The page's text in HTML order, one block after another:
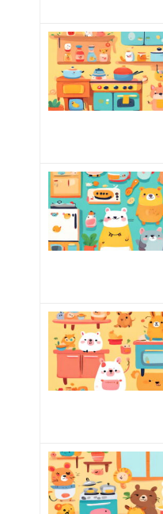
た
ら
い
か悩
ん
い
ま
す。